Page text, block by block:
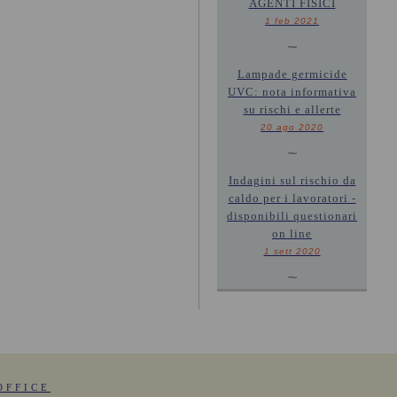
AGENTI FISICI
1 feb 2021
~
Lampade germicide
UVC: nota informativa
su rischi e allerte
20 ago 2020
~
Indagini sul rischio da
caldo per i lavoratori -
disponibili questionari
on line
1 sett 2020
~